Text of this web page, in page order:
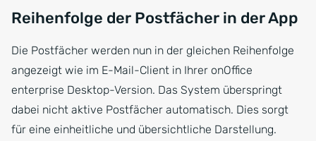
Reihenfolge der Postfächer in der App
Die Postfächer werden nun in der gleichen Reihenfolge
angezeigt wie im E-Mail-Client in Ihrer onOffice
enterprise Desktop-Version. Das System überspringt
dabei nicht aktive Postfächer automatisch. Dies sorgt
für eine einheitliche und übersichtliche Darstellung.